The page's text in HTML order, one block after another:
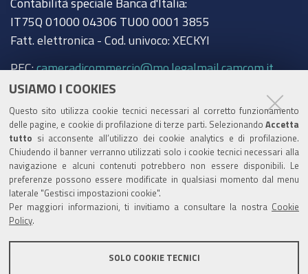
USIAMO I COOKIES
Questo sito utilizza cookie tecnici necessari al corretto funzionamento
delle pagine, e cookie di profilazione di terze parti. Selezionando Accetta
tutto si acconsente all’utilizzo dei cookie analytics e di profilazione.
Chiudendo il banner verranno utilizzati solo i cookie tecnici necessari alla
navigazione e alcuni contenuti potrebbero non essere disponibili. Le
preferenze possono essere modificate in qualsiasi momento dal menu
laterale "Gestisci impostazioni cookie".
Per maggiori informazioni, ti invitiamo a consultare la nostra Cookie
Policy
SOLO COOKIE TECNICI
Contabilità speciale Banca d'Italia:
IT75Q 01000 04306 TU00 0001 3855
Fatt. elettronica - Cod. univoco: XECKYI
PEC:cameradicommercio@mo.legalmail.camcom.it
Trasparenza
Amministrazione trasparente
Albo Camerale
Pubblicità Legale
Area riservata Amministratori